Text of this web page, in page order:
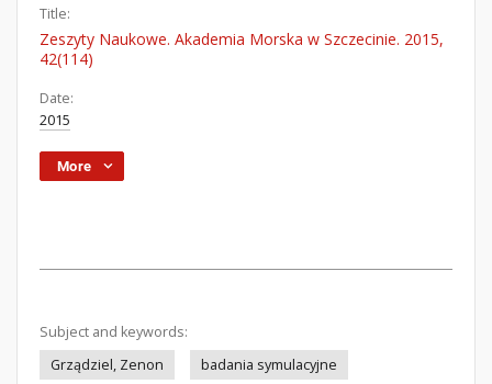
Title:
Zeszyty Naukowe. Akademia Morska w Szczecinie. 2015,
42(114)
Date:
2015
More
Subject and keywords:
Grządziel, Zenon
badania symulacyjne